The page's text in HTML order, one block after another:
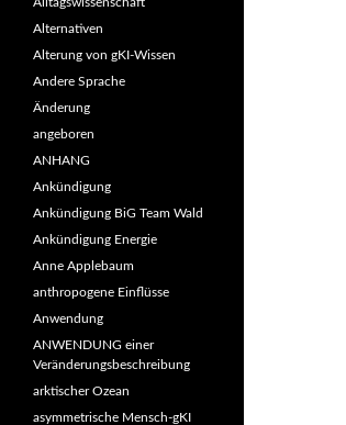
Alternativen
Alterung von gKI-Wissen
Andere Sprache
Änderung
angeboren
ANHANG
Ankündigung
Ankündigung BiG Team Wald
Ankündigung Energie
Anne Applebaum
anthropogene Einflüsse
Anwendung
ANWENDUNG einer
Veränderungsbeschreibung
arktischer Ozean
asymmetrische Mensch-gKI